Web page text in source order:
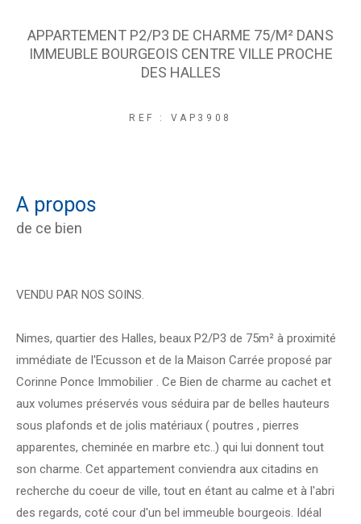
APPARTEMENT P2/P3 DE CHARME 75/M² DANS
IMMEUBLE BOURGEOIS CENTRE VILLE PROCHE
DES HALLES
REF : VAP3908
a propos
de ce bien
VENDU PAR NOS SOINS.
Nimes, quartier des Halles, beaux P2/P3 de 75m² à proximité
immédiate de l'Ecusson et de la Maison Carrée proposé par
Corinne Ponce Immobilier . Ce Bien de charme au cachet et
aux volumes préservés vous séduira par de belles hauteurs
sous plafonds et de jolis matériaux ( poutres , pierres
apparentes, cheminée en marbre etc..) qui lui donnent tout
son charme. Cet appartement conviendra aux citadins en
recherche du coeur de ville, tout en étant au calme et à l'abri
des regards, coté cour d'un bel immeuble bourgeois. Idéal